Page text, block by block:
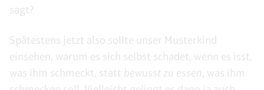
sagt?
Spätestens jetzt also sollte unser Musterkind
einsehen, warum es sich selbst schadet, wenn es isst,
was ihm schmeckt, statt bewusst zu essen, was ihm